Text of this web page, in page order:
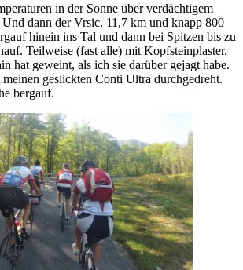
in der Sonne über verdächtigem
dann der Vrsic. 11,7 km und knapp 800
hinein ins Tal und dann bei Spitzen bis zu
Teilweise (fast alle) mit Kopfsteinplaster.
hat geweint, als ich sie darüber gejagt habe.
geslickten Conti Ultra durchgedreht.
bergauf.